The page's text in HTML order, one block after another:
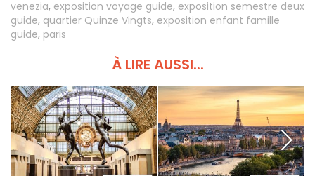
venezia, exposition voyage guide, exposition semestre deux
guide, quartier Quinze Vingts, exposition enfant famille
guide, paris
À LIRE AUSSI...